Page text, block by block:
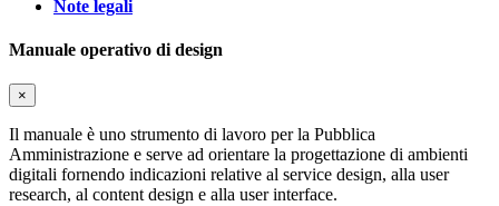
Note legali
Manuale operativo di design
×
Il manuale è uno strumento di lavoro per la Pubblica
Amministrazione e serve ad orientare la progettazione di ambienti
digitali fornendo indicazioni relative al service design, alla user
research, al content design e alla user interface.